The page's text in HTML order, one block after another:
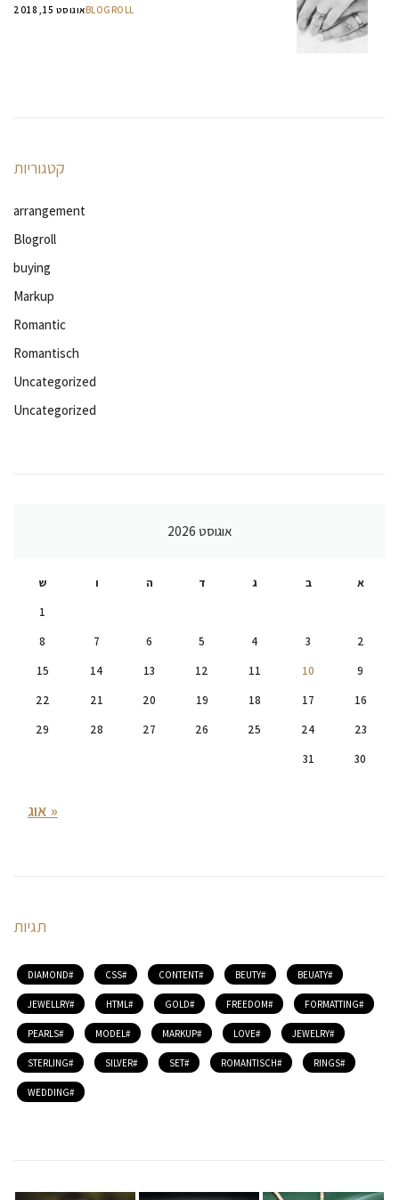
BLOGROLLאוגוסט 15, 2018
קטגוריות
arrangement
Blogroll
buying
Markup
Romantic
Romantisch
Uncategorized
Uncategorized
אוגוסט 2026
א ב ג ד ה ו
ש
1
2
3
4
5
6
7
8
9
10
11
12
13
14
15
16
17
18
19
20
21
22
23
24
25
26
27
28
29
30
31
« אוג
תגיות
BEUATY
BEUTY
CONTENT
CSS
DIAMOND
FORMATTING
FREEDOM
GOLD
HTML
JEWELLRY
JEWELRY
LOVE
MARKUP
MODEL
PEARLS
RINGS
ROMANTISCH
SET
SILVER
STERLING
WEDDING